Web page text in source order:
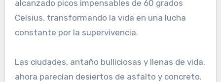
alcanzado picos impensables de 60 grados
Celsius, transformando la vida en una lucha
constante por la supervivencia.
Las ciudades, antaño bulliciosas y llenas de vida,
ahora parecían desiertos de asfalto y concreto.